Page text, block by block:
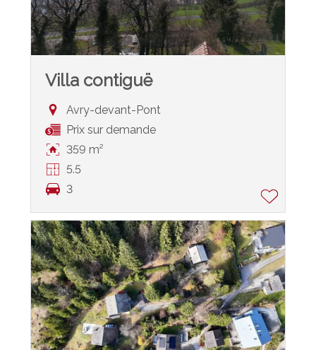
Villa contiguë
Avry-devant-Pont
Prix sur demande
359 m²
5.5
3